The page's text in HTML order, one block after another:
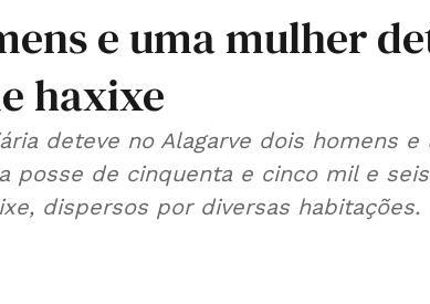
e uma mulher
haxixe
deteve no Alagarve dois homens
gramas de haxixe, dispersos por diversas habitações.